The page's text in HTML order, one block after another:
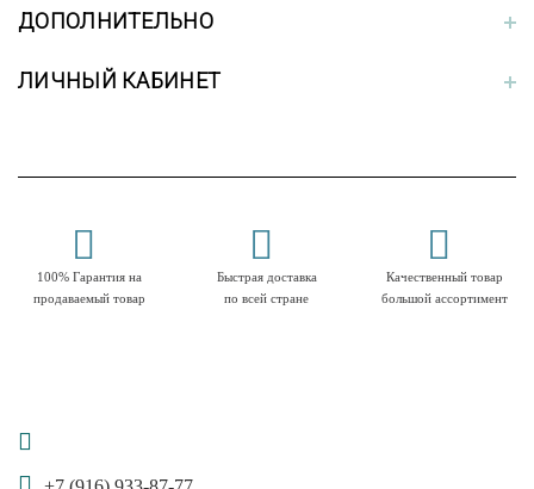
ДОПОЛНИТЕЛЬНО
ЛИЧНЫЙ КАБИНЕТ
100% Гарантия на
продаваемый товар
Быстрая доставка
по всей стране
Качественный товар
большой ассортимент